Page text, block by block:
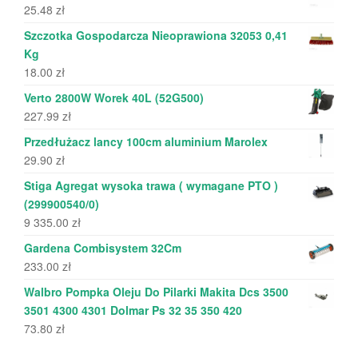
25.48 zł
Szczotka Gospodarcza Nieoprawiona 32053 0,41
Kg
18.00 zł
Verto 2800W Worek 40L (52G500)
227.99 zł
Przedłużacz lancy 100cm aluminium Marolex
29.90 zł
Stiga Agregat wysoka trawa ( wymagane PTO )
(299900540/0)
9 335.00 zł
Gardena Combisystem 32Cm
233.00 zł
Walbro Pompka Oleju Do Pilarki Makita Dcs 3500
3501 4300 4301 Dolmar Ps 32 35 350 420
73.80 zł